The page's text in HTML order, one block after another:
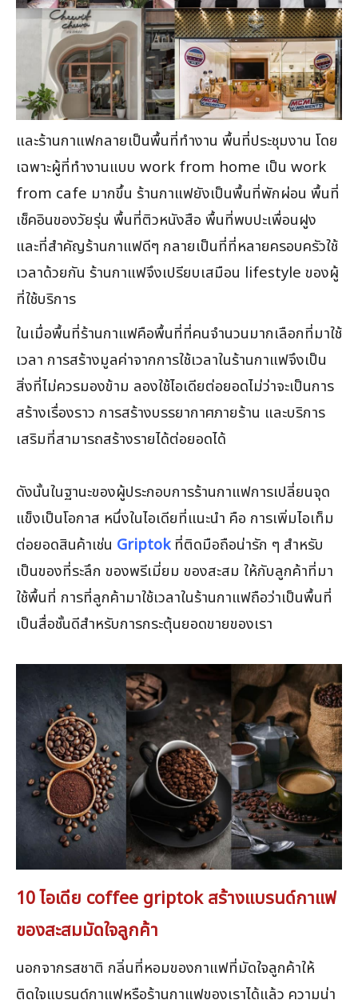
และร้านกาแฟกลายเป็นพื้นที่ทำงาน พื้นที่ประชุมงาน โดย
เฉพาะผู้ที่ทำงานแบบ work from home เป็น work
from cafe มากขึ้น ร้านกาแฟยังเป็นพื้นที่พักผ่อน พื้นที่
เช็คอินของวัยรุ่น พื้นที่ติวหนังสือ พื้นที่พบปะเพื่อนฝูง
และที่สำคัญร้านกาแฟดีๆ กลายเป็นที่ที่หลายครอบครัวใช้
เวลาด้วยกัน ร้านกาแฟจึงเปรียบเสมือน lifestyle ของผู้
ที่ใช้บริการ
ในเมื่อพื้นที่ร้านกาแฟคือพื้นที่ที่คนจำนวนมากเลือกที่มาใช้
เวลา การสร้างมูลค่าจากการใช้เวลาในร้านกาแฟจึงเป็น
สิ่งที่ไม่ควรมองข้าม ลองใช้ไอเดียต่อยอดไม่ว่าจะเป็นการ
สร้างเรื่องราว การสร้างบรรยากาศภายร้าน และบริการ
เสริมที่สามารถสร้างรายได้ต่อยอดได้
ดังนั้นในฐานะของผู้ประกอบการร้านกาแฟการเปลี่ยนจุด
แข็งเป็นโอกาส หนึ่งในไอเดียที่แนะนำ คือ การเพิ่มไอเท็ม
ต่อยอดสินค้าเช่น Griptokที่ติดมือถือน่ารัก ๆ สำหรับ
เป็นของที่ระลึก ของพรีเมี่ยม ของสะสม ให้กับลูกค้าที่มา
ใช้พื้นที่ การที่ลูกค้ามาใช้เวลาในร้านกาแฟถือว่าเป็นพื้นที่
เป็นสื่อชั้นดีสำหรับการกระตุ้นยอดขายของเรา
10 ไอเดีย coffee griptok สร้างแบรนด์กาแฟ
ของสะสมมัดใจลูกค้า
นอกจากรสชาติ กลิ่นที่หอมของกาแฟที่มัดใจลูกค้าให้
ติดใจแบรนด์กาแฟหรือร้านกาแฟของเราได้แล้ว ความน่า